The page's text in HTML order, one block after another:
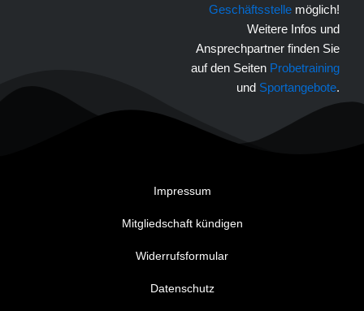
Geschäftsstelle möglich!
Weitere Infos und
Ansprechpartner finden Sie
auf den Seiten Probetraining
und Sportangebote.
Impressum
Mitgliedschaft kündigen
Widerrufsformular
Datenschutz